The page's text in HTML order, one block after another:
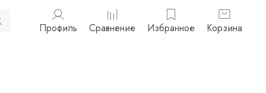
Профиль Сравнение Избранное Корзина